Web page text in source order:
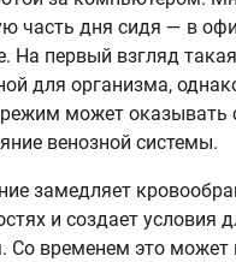
часть дня сидя — в
На первый взгляд
для организма,
может оказывать
венозной системы.
замедляет
и создает условия
Со временем это может